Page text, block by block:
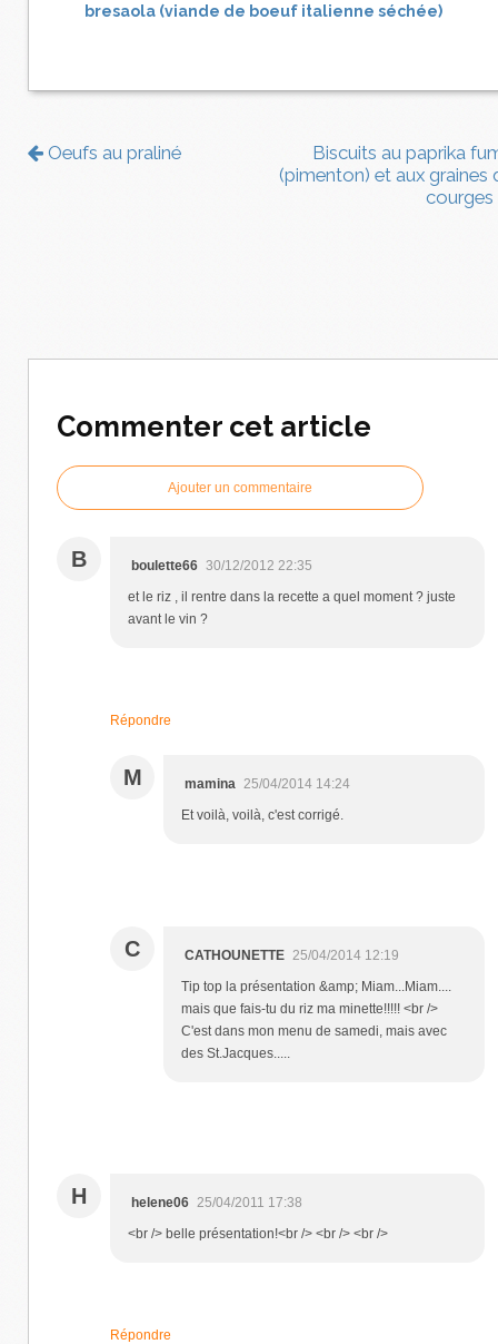
bresaola (viande de boeuf italienne séchée)
Oeufs au praliné
Biscuits au paprika
(pimenton) et aux graines
courges
Commenter cet article
Ajouter un commentaire
B boulette66 30/12/2012 22:35
et le riz , il rentre dans la recette a quel moment ? juste
avant le vin ?
Répondre
M mamina 25/04/2014 14:24
Et voilà, voilà, c'est corrigé.
C CATHOUNETTE 25/04/2014 12:19
Tip top la présentation &amp; Miam...Miam....
mais que fais-tu du riz ma minette!!!!! <br />
C'est dans mon menu de samedi, mais avec
des St.Jacques.....
H helene06 25/04/2011 17:38
<br /> belle présentation!<br /> <br /> <br />
Répondre